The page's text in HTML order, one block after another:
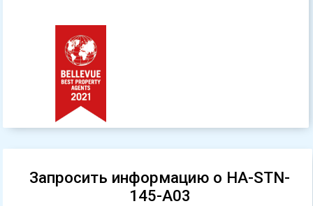
Запросить информацию о HA-STN-
145-A03